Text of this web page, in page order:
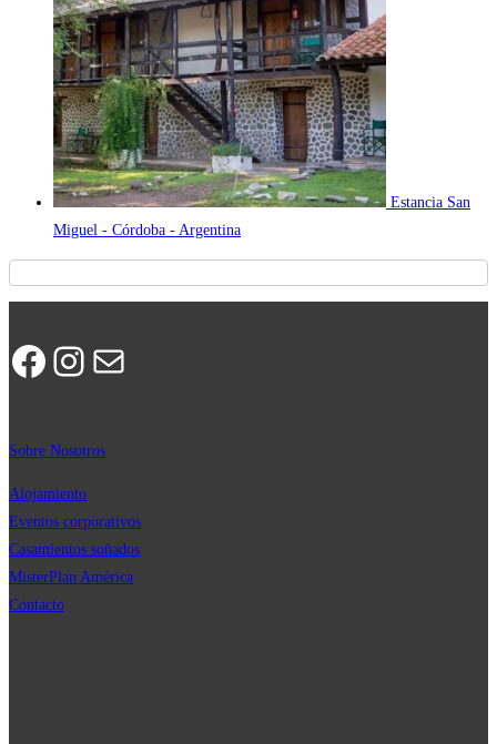
Estancia San
Miguel - Córdoba - Argentina
Facebook Instagram Correo electrónico
Sobre Nosotros
Alojamiento
Eventos corporativos
Casamientos soñados
MisterPlan América
Contacto